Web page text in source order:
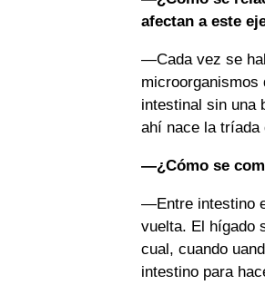
afectan a este
—Cada vez se
microorganismos
intestinal sin una
ahí nace la tríada
—¿Cómo se
—Entre intestino
vuelta. El hígado
cual, cuando
intestino para